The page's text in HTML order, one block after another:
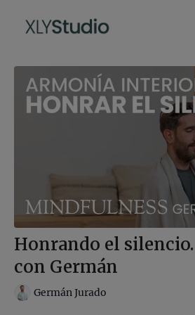
Honrando el
con Germán
Germán Jurado